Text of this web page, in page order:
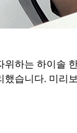
위하는 하이솔
했습니다. 미리